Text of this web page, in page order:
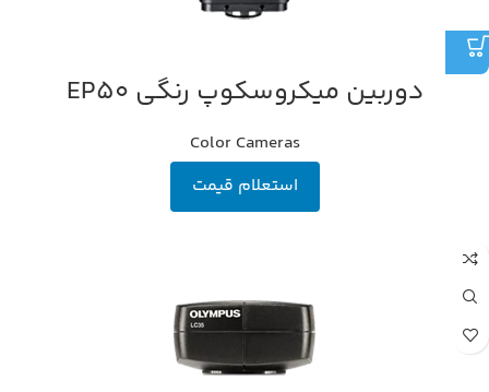
دوربین میکروسکوپ رنگی EP50
Color Cameras
استعلام قیمت